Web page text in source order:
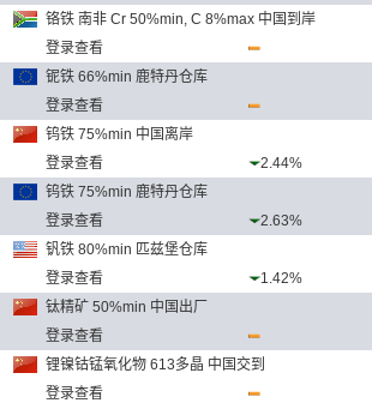
铬铁 南非 Cr 50%min, C 8%max 中国到岸
登录查看
铌铁 66%min 鹿特丹仓库
登录查看
钨铁 75%min 中国离岸
登录查看
2.44%
钨铁 75%min 鹿特丹仓库
登录查看
2.63%
钒铁 80%min 匹兹堡仓库
登录查看
1.42%
钛精矿 50%min 中国出厂
登录查看
锂镍钴锰氧化物 613多晶 中国交到
登录查看